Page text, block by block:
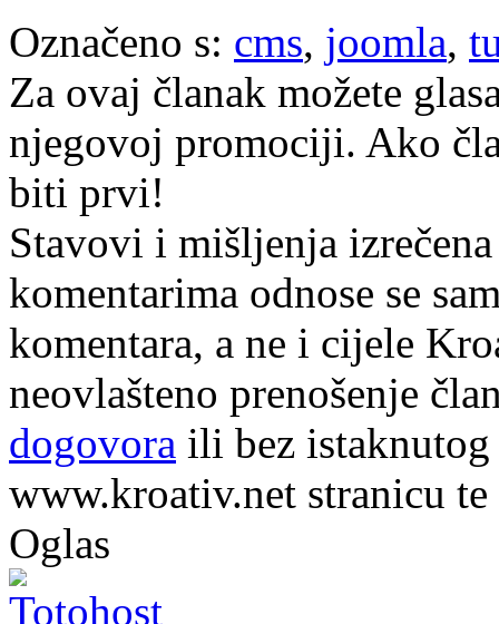
Označeno s: cms, joomla,
Za ovaj članak možete
njegovoj promociji. Ako
biti prvi!
Stavovi i mišljenja
komentarima odnose se
komentara, a ne i cijele
neovlašteno prenošenje
dogovora ili bez
www.kroativ.net stranicu te
Oglas